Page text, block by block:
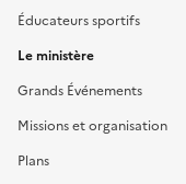
Éducateurs sportifs
Le ministère
Grands Événements
Missions et organisation
Plans